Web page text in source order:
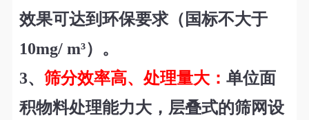
效果可达到环保要求（国标不大于
10mg/m³）。
3、 筛分效率高、处理量大： 单位面
积物料处理能力大，层叠式的筛网设